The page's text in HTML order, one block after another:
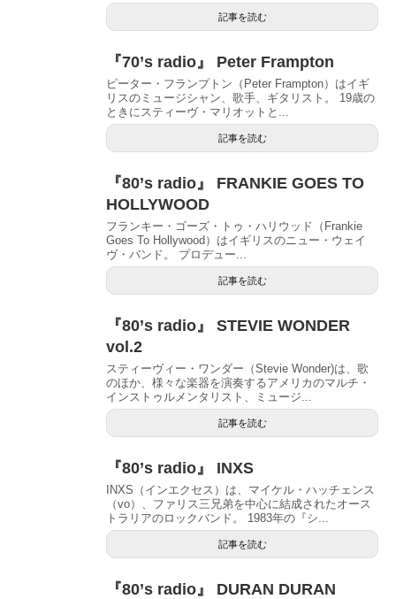
記事を読む
『70’s radio』 Peter Frampton
ピーター・フランプトン（Peter Frampton）はイギ
リスのミュージシャン、歌手、ギタリスト。 19歳の
ときにスティーヴ・マリオットと...
記事を読む
『80’s radio』 FRANKIE GOES TO
HOLLYWOOD
フランキー・ゴーズ・トゥ・ハリウッド（Frankie
Goes To Hollywood）はイギリスのニュー・ウェイ
ヴ・バンド。 プロデュー...
記事を読む
『80’s radio』 STEVIE WONDER
vol.2
スティーヴィー・ワンダー（Stevie Wonder)は、歌
のほか、様々な楽器を演奏するアメリカのマルチ・
インストゥルメンタリスト、ミュージ...
記事を読む
『80’s radio』 INXS
INXS（インエクセス）は、マイケル・ハッチェンス
（vo）、ファリス三兄弟を中心に結成されたオース
トラリアのロックバンド。 1983年の『シ...
記事を読む
『80’s radio』 DURAN DURAN